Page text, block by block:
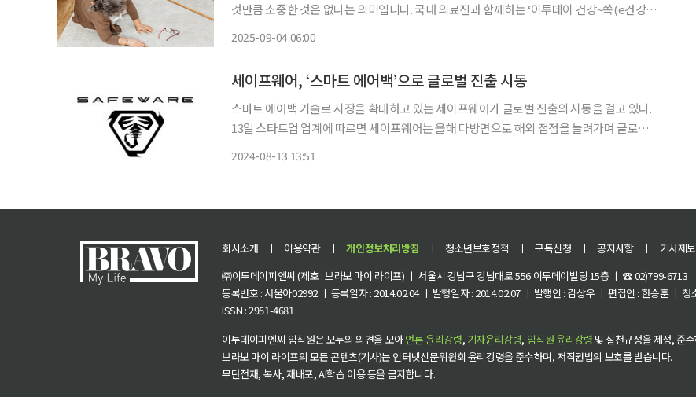
것만큼 소중한 것은 없다는 의미입니다. 국내 의료진과 함께하는 ‘이투데이 건강~쏙(e건강~
2025-09-04 06:00
세이프웨어, ‘스마트 에어백’으로 글로벌 진출 시동
스마트 에어백 기술로 시장을 확대하고 있는 세이프웨어가 글로벌 진출의 시동을 걸고 있다.
13일 스타트업 업계에 따르면 세이프웨어는 올해 다방면으로 해외 접점을 늘려가며 글로벌
2024-08-13 13:51
회사소개 ㅣ 이용약관 ㅣ 개인정보처리방침 ㅣ 청소년보호정책 ㅣ 구독신청 ㅣ 공지사항 ㅣ 기사제
㈜이투데이피엔씨 (제호 : 브라보 마이 라이프) ㅣ 서울시 강남구 강남대로 556 이투데이빌딩 15층 ㅣ ☎ 02)799-6713
등록번호 : 서울아02992 ㅣ 등록일자 : 2014.02.04 ㅣ 발행일자 : 2014.02.07 ㅣ 발행인 : 김상우 ㅣ 편집인 : 한승훈 ㅣ
ISSN : 2951-4681
이투데이피엔씨 임직원은 모두의 의견을 모아언론 윤리강령, 기자윤리강령, 임직원 윤리강령 및 실천규정을 제정, 준
브라보 마이 라이프의 모든 콘텐츠(기사)는 인터넷신문위원회 윤리강령을 준수하며, 저작권법의 보호를 받습니다.
무단전재, 복사, 재배포, AI학습 이용 등을 금지합니다.